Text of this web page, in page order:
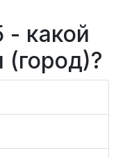
- какой
(город)?